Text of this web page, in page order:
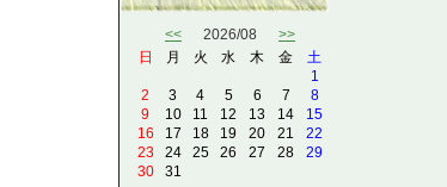
<< 2026/08 >>
日
月 火 水 木 金
土
1
2
3 4 5 6 7
8
9
10 11 12 13 14
15
16
17 18 19 20 21
22
23
24 25 26 27 28
29
30
31